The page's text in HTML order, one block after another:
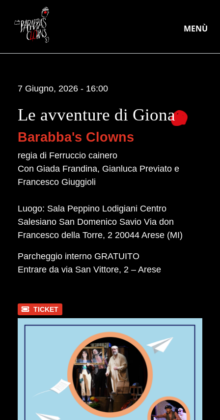
MENÙ
7 Giugno, 2026 - 16:00
Le avventure di Giona
Barabba's Clowns
regia di Ferruccio cainero
Con Giada Frandina, Gianluca Previato e
Francesco Giuggioli
Luogo: Sala Peppino Lodigiani Centro
Salesiano San Domenico Savio Via don
Francesco della Torre, 2 20044 Arese (MI)
Parcheggio interno GRATUITO
Entrare da via San Vittore, 2 – Arese
TICKET